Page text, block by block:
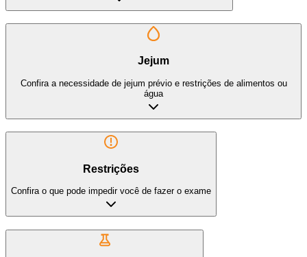
Jejum
Confira a necessidade de jejum prévio e restrições de alimentos ou
água
Restrições
Confira o que pode impedir você de fazer o exame